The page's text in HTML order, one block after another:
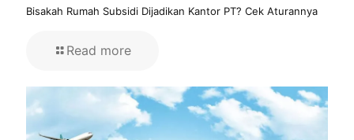
Bisakah Rumah Subsidi Dijadikan Kantor PT? Cek Aturannya
Read more